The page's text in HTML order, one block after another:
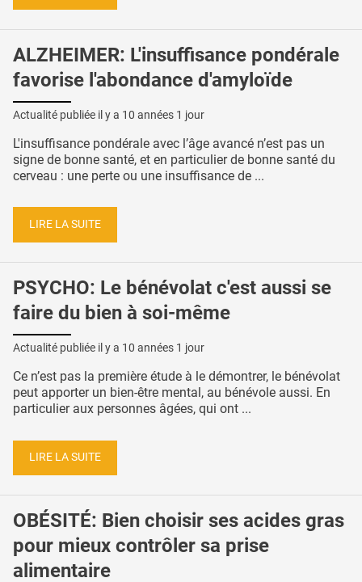
ALZHEIMER: L'insuffisance pondérale
favorise l'abondance d'amyloïde
Actualité publiée il y a 10 années 1 jour
L'insuffisance pondérale avec l’âge avancé n’est pas un
signe de bonne santé, et en particulier de bonne santé du
cerveau : une perte ou une insuffisance de ...
LIRE LA SUITE
PSYCHO: Le bénévolat c'est aussi se
faire du bien à soi-même
Actualité publiée il y a 10 années 1 jour
Ce n’est pas la première étude à le démontrer, le bénévolat
peut apporter un bien-être mental, au bénévole aussi. En
particulier aux personnes âgées, qui ont ...
LIRE LA SUITE
OBÉSITÉ: Bien choisir ses acides gras
pour mieux contrôler sa prise
alimentaire